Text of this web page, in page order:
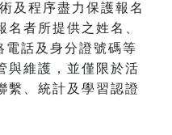
及程序盡力保護報名
名者所提供之姓名、
電話及身分證號碼等
與維護，並僅限於活
繫、統計及 學習認證